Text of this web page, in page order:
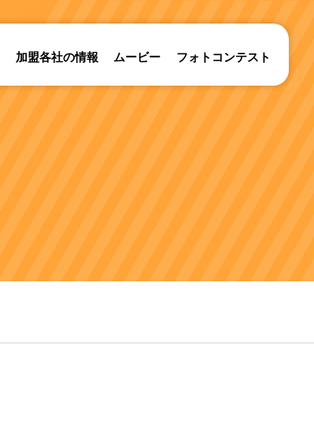
加盟各社の情報 ムービー フォトコンテスト